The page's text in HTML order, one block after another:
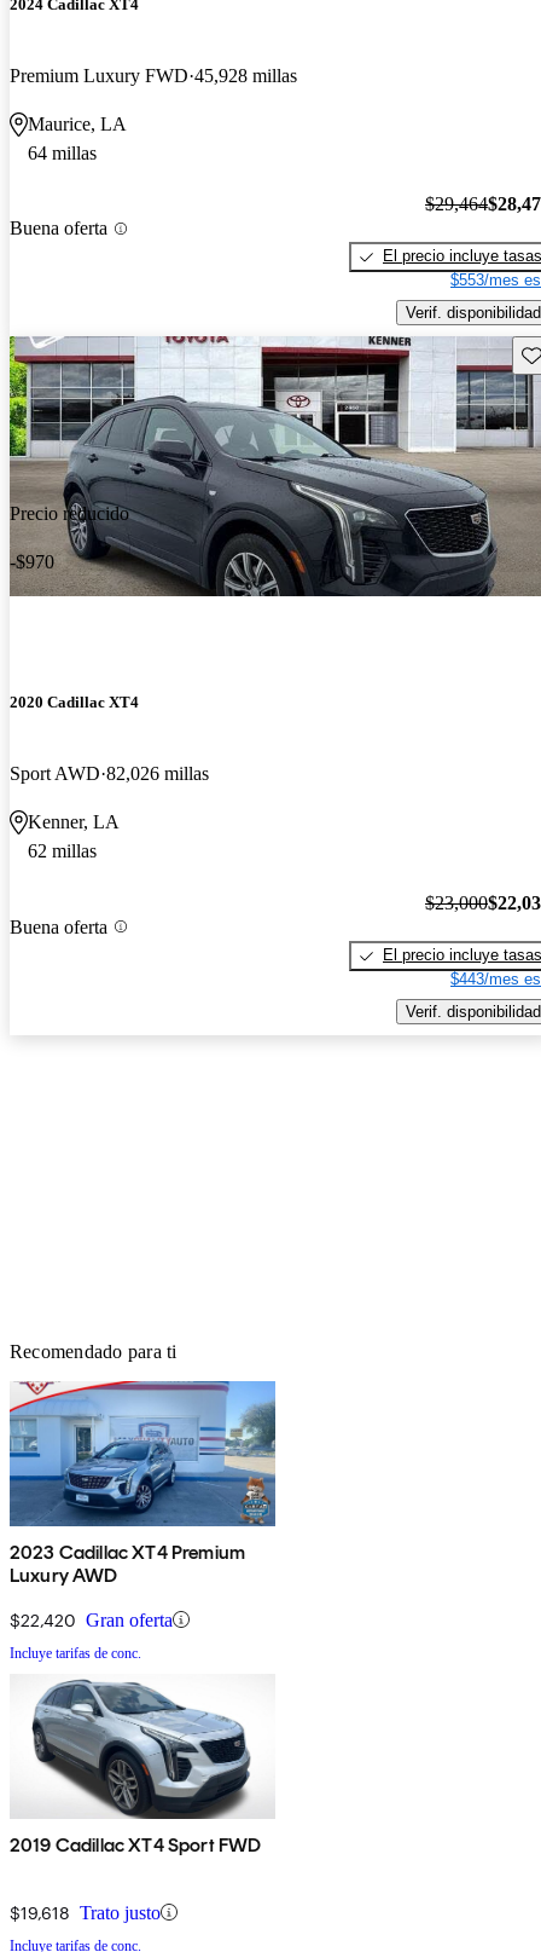
2024 Cadillac XT4
Premium Luxury FWD 45,928 millas
Maurice, LA
64 millas
Buena oferta
$29,464
El precio incluye tasas
$553/mes
Verif. disponibilidad
Precio reducido
-$970
2020 Cadillac XT4
Sport AWD 82,026 millas
Kenner, LA
62 millas
Buena oferta
$23,000
El precio incluye tasas
$443/mes
Verif. disponibilidad
Recomendado para ti
2023 Cadillac XT4 Premium
Luxury AWD
$22,420 Gran oferta
Incluye tarifas de conc.
2019 Cadillac XT4 Sport FWD
$19,618 Trato justo
Incluye tarifas de conc.